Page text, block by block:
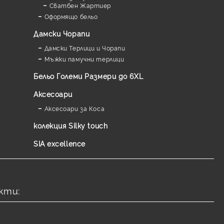
Сватбен Жартиер
Оформящо бельо
Дамски Чорапи
Дамски Терлици и Чорапи
Мъжки памучни терлици
Бельо Големи Размери до 6XL
Аксесоари
Аксесоари за Коса
колекция Silky touch
SIA excellence